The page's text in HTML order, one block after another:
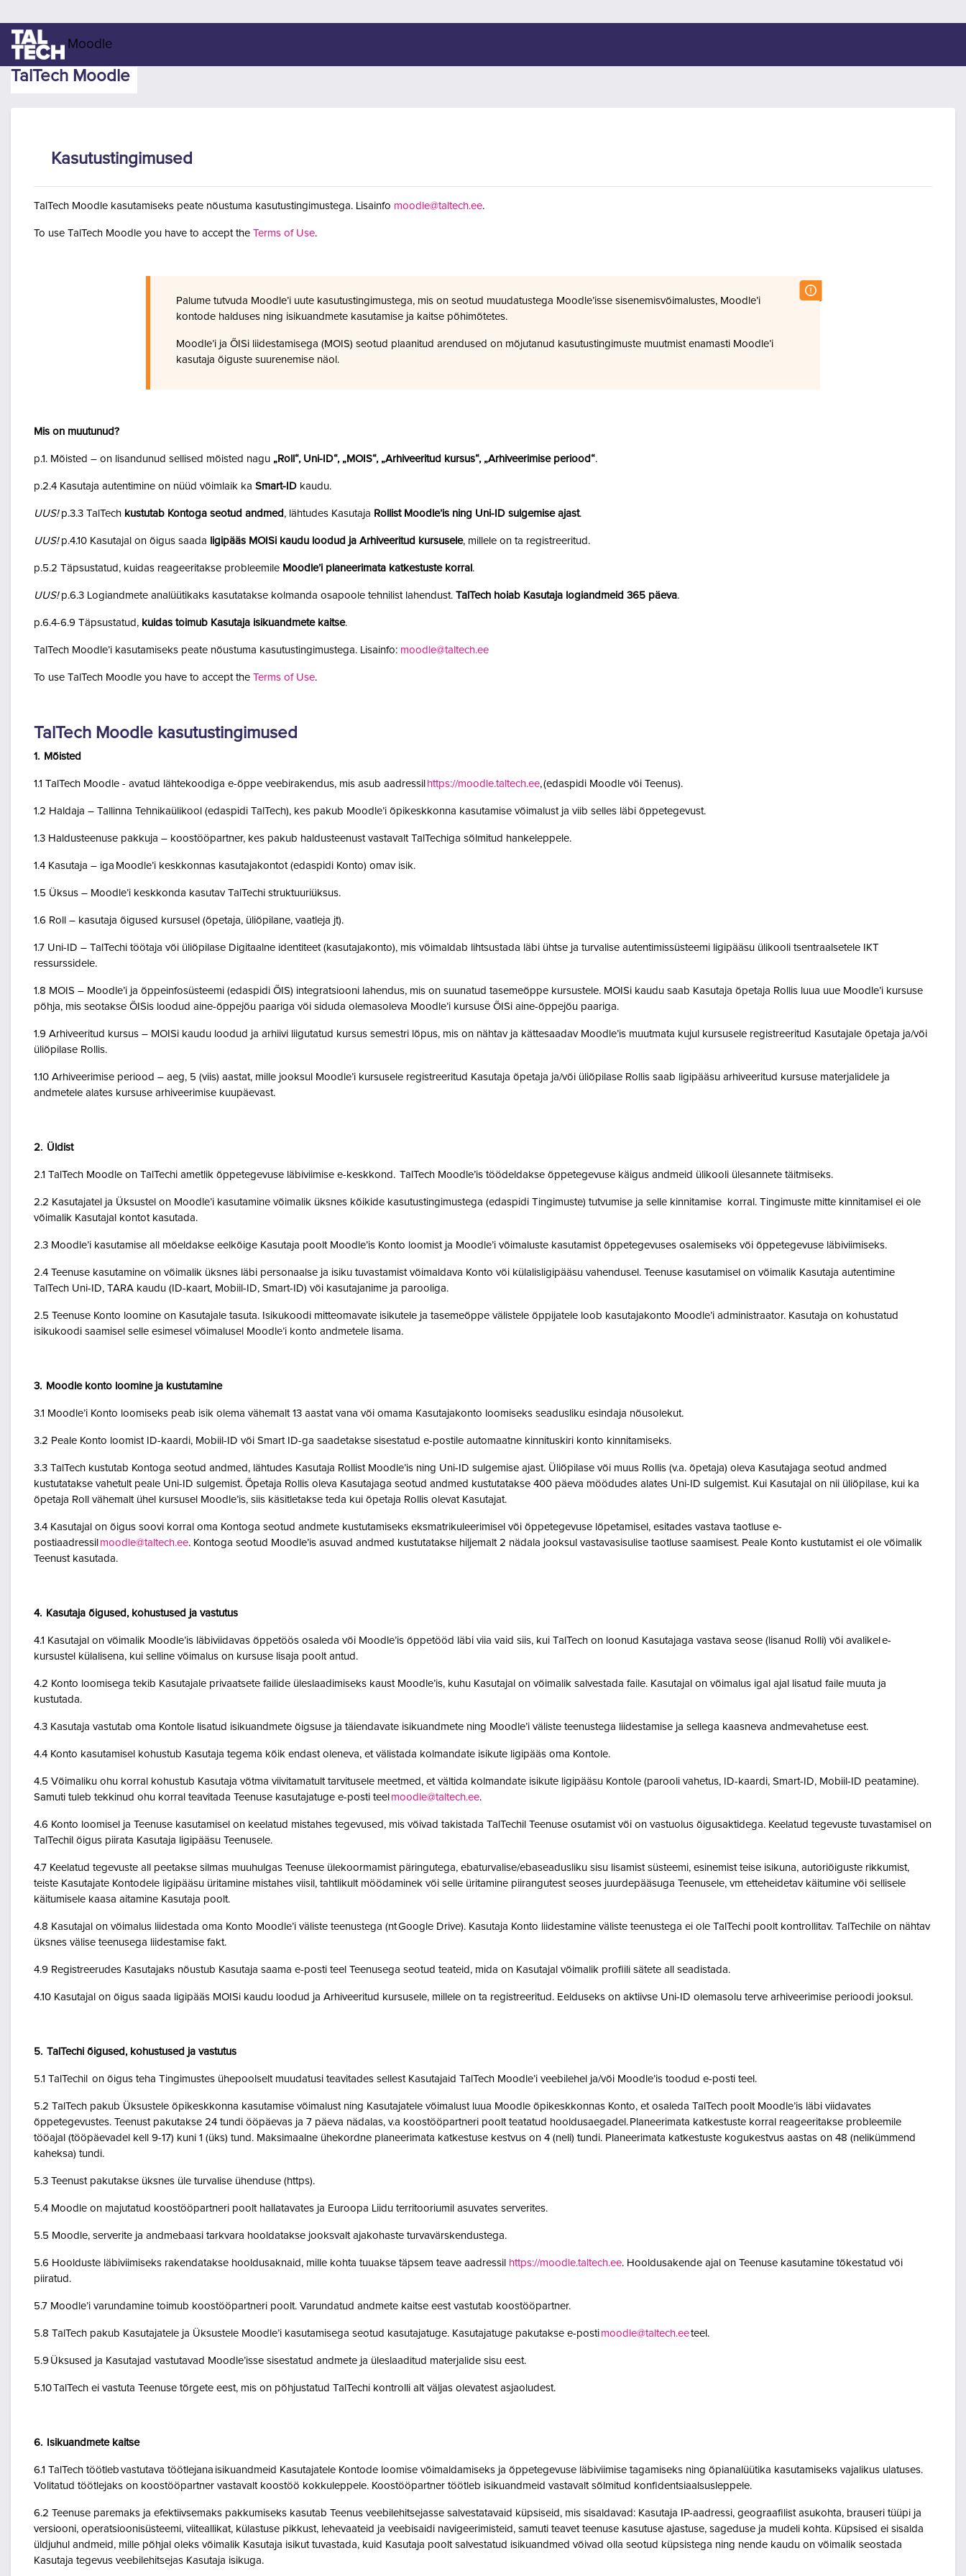
Moodle
TalTech Moodle
Kasutustingimused
TalTech Moodle kasutamiseks peate nõustuma kasutustingimustega. Lisainfo moodle@taltech.ee.
To use TalTech Moodle you have to accept the Terms of Use.
Palume tutvuda Moodle’i uute kasutustingimustega, mis on seotud muudatustega Moodle’isse sisenemisvõimalustes, Moodle’i
kontode halduses ning isikuandmete kasutamise ja kaitse põhimõtetes.
Moodle’i ja ÕISi liidestamisega (MOIS) seotud plaanitud arendused on mõjutanud kasutustingimuste muutmist enamasti Moodle’i
kasutaja õiguste suurenemise näol.
Mis on muutunud?
p.1. Mõisted – on lisandunud sellised mõisted nagu „Roll“, Uni-ID“, „MOIS“, „Arhiveeritud kursus“, „Arhiveerimise periood“.
p.2.4 Kasutaja autentimine on nüüd võimlaik ka Smart-ID kaudu.
UUS!p.3.3 TalTech kustutab Kontoga seotud andmed , lähtudes Kasutaja Rollist Moodle’is ning Uni-ID sulgemise ajast.
UUS!p.4.10 Kasutajal on õigus saada ligipääs MOISi kaudu loodud ja Arhiveeritud kursusele, millele on ta registreeritud.
p.5.2 Täpsustatud, kuidas reageeritakse probleemile Moodle’i planeerimata katkestuste korral .
UUS!p.6.3 Logiandmete analüütikaks kasutatakse kolmanda osapoole tehnilist lahendust. TalTech hoiab Kasutaja logiandmeid 365 päeva.
p.6.4-6.9 Täpsustatud, kuidas toimub Kasutaja isikuandmete kaitse.
TalTech Moodle’i kasutamiseks peate nõustuma kasutustingimustega. Lisainfo: moodle@taltech.ee
To use TalTech Moodle you have to accept the Terms of Use.
TalTech Moodle kasutustingimused
1. Mõisted
1.1 TalTech Moodle - avatud lähtekoodiga e-õppe veebirakendus, mis asub aadressil https://moodle.taltech.ee, (edaspidi Moodle või Teenus).
1.2 Haldaja – Tallinna Tehnikaülikool (edaspidi TalTech), kes pakub Moodle’i õpikeskkonna kasutamise võimalust ja viib selles läbi õppetegevust.
1.3 Haldusteenuse pakkuja – koostööpartner, kes pakub haldusteenust vastavalt TalTechiga sõlmitud hankeleppele.
1.4 Kasutaja – iga Moodle’i keskkonnas kasutajakontot (edaspidi Konto) omav isik.
1.5 Üksus – Moodle’i keskkonda kasutav TalTechi struktuuriüksus.
1.6 Roll – kasutaja õigused kursusel (õpetaja, üliõpilane, vaatleja jt).
1.7 Uni-ID – TalTechi töötaja või üliõpilase Digitaalne identiteet (kasutajakonto), mis võimaldab lihtsustada läbi ühtse ja turvalise autentimissüsteemi ligipääsu ülikooli tsentraalsetele IKT
ressurssidele.
1.8 MOIS – Moodle’i ja õppeinfosüsteemi (edaspidi ÕIS) integratsiooni lahendus, mis on suunatud tasemeõppe kursustele. MOISi kaudu saab Kasutaja õpetaja Rollis luua uue Moodle’i kursuse
põhja, mis seotakse ÕISis loodud aine-õppejõu paariga või siduda olemasoleva Moodle’i kursuse ÕISi aine-õppejõu paariga.
1.9 Arhiveeritud kursus – MOISi kaudu loodud ja arhiivi liigutatud kursus semestri lõpus, mis on nähtav ja kättesaadav Moodle’is muutmata kujul kursusele registreeritud Kasutajale õpetaja ja/või
üliõpilase Rollis.
1.10 Arhiveerimise periood – aeg, 5 (viis) aastat, mille jooksul Moodle’i kursusele registreeritud Kasutaja õpetaja ja/või üliõpilase Rollis saab ligipääsu arhiveeritud kursuse materjalidele ja
andmetele alates kursuse arhiveerimise kuupäevast.
2. Üldist
2.1 TalTech Moodle on TalTechi ametlik õppetegevuse läbiviimise e-keskkond. TalTech Moodle’is töödeldakse õppetegevuse käigus andmeid ülikooli ülesannete täitmiseks.
2.2 Kasutajatel ja Üksustel on Moodle’i kasutamine võimalik üksnes kõikide kasutustingimustega (edaspidi Tingimuste) tutvumise ja selle kinnitamise korral. Tingimuste mitte kinnitamisel ei ole
võimalik Kasutajal kontot kasutada.
2.3 Moodle’i kasutamise all mõeldakse eelkõige Kasutaja poolt Moodle’is Konto loomist ja Moodle’i võimaluste kasutamist õppetegevuses osalemiseks või õppetegevuse läbiviimiseks.
2.4 Teenuse kasutamine on võimalik üksnes läbi personaalse ja isiku tuvastamist võimaldava Konto või külalisligipääsu vahendusel. Teenuse kasutamisel on võimalik Kasutaja autentimine
TalTech Uni-ID, TARA kaudu (ID-kaart, Mobiil-ID, Smart-ID) või kasutajanime ja parooliga.
2.5 Teenuse Konto loomine on Kasutajale tasuta. Isikukoodi mitteomavate isikutele ja tasemeõppe välistele õppijatele loob kasutajakonto Moodle’i administraator. Kasutaja on kohustatud
isikukoodi saamisel selle esimesel võimalusel Moodle’i konto andmetele lisama.
3. Moodle konto loomine ja kustutamine
3.1 Moodle’i Konto loomiseks peab isik olema vähemalt 13 aastat vana või omama Kasutajakonto loomiseks seadusliku esindaja nõusolekut.
3.2 Peale Konto loomist ID-kaardi, Mobiil-ID või Smart ID-ga saadetakse sisestatud e-postile automaatne kinnituskiri konto kinnitamiseks.
3.3 TalTech kustutab Kontoga seotud andmed, lähtudes Kasutaja Rollist Moodle’is ning Uni-ID sulgemise ajast. Üliõpilase või muus Rollis (v.a. õpetaja) oleva Kasutajaga seotud andmed
kustutatakse vahetult peale Uni-ID sulgemist. Õpetaja Rollis oleva Kasutajaga seotud andmed kustutatakse 400 päeva möödudes alates Uni-ID sulgemist. Kui Kasutajal on nii üliõpilase, kui ka
õpetaja Roll vähemalt ühel kursusel Moodle’is, siis käsitletakse teda kui õpetaja Rollis olevat Kasutajat.
3.4 Kasutajal on õigus soovi korral oma Kontoga seotud andmete kustutamiseks eksmatrikuleerimisel või õppetegevuse lõpetamisel, esitades vastava taotluse e-
postiaadressil moodle@taltech.ee. Kontoga seotud Moodle’is asuvad andmed kustutatakse hiljemalt 2 nädala jooksul vastavasisulise taotluse saamisest. Peale Konto kustutamist ei ole võimalik
Teenust kasutada.
4. Kasutaja õigused, kohustused ja vastutus
4.1 Kasutajal on võimalik Moodle’is läbiviidavas õppetöös osaleda või Moodle’is õppetööd läbi viia vaid siis, kui TalTech on loonud Kasutajaga vastava seose (lisanud Rolli) või avalikel e-
kursustel külalisena, kui selline võimalus on kursuse lisaja poolt antud.
4.2 Konto loomisega tekib Kasutajale privaatsete failide üleslaadimiseks kaust Moodle’is, kuhu Kasutajal on võimalik salvestada faile. Kasutajal on võimalus igal ajal lisatud faile muuta ja
kustutada.
4.3 Kasutaja vastutab oma Kontole lisatud isikuandmete õigsuse ja täiendavate isikuandmete ning Moodle’i väliste teenustega liidestamise ja sellega kaasneva andmevahetuse eest.
4.4 Konto kasutamisel kohustub Kasutaja tegema kõik endast oleneva, et välistada kolmandate isikute ligipääs oma Kontole.
4.5 Võimaliku ohu korral kohustub Kasutaja võtma viivitamatult tarvitusele meetmed, et vältida kolmandate isikute ligipääsu Kontole (parooli vahetus, ID-kaardi, Smart-ID, Mobiil-ID peatamine).
Samuti tuleb tekkinud ohu korral teavitada Teenuse kasutajatuge e-posti teel moodle@taltech.ee.
4.6 Konto loomisel ja Teenuse kasutamisel on keelatud mistahes tegevused, mis võivad takistada TalTechil Teenuse osutamist või on vastuolus õigusaktidega. Keelatud tegevuste tuvastamisel on
TalTechil õigus piirata Kasutaja ligipääsu Teenusele.
4.7 Keelatud tegevuste all peetakse silmas muuhulgas Teenuse ülekoormamist päringutega, ebaturvalise/ebaseadusliku sisu lisamist süsteemi, esinemist teise isikuna, autoriõiguste rikkumist,
teiste Kasutajate Kontodele ligipääsu üritamine mistahes viisil, tahtlikult möödaminek või selle üritamine piirangutest seoses juurdepääsuga Teenusele, vm etteheidetav käitumine või sellisele
käitumisele kaasa aitamine Kasutaja poolt.
4.8 Kasutajal on võimalus liidestada oma Konto Moodle’i väliste teenustega (nt Google Drive). Kasutaja Konto liidestamine väliste teenustega ei ole TalTechi poolt kontrollitav. TalTechile on nähtav
üksnes välise teenusega liidestamise fakt.
4.9 Registreerudes Kasutajaks nõustub Kasutaja saama e-posti teel Teenusega seotud teateid, mida on Kasutajal võimalik profiili sätete all seadistada.
4.10 Kasutajal on õigus saada ligipääs MOISi kaudu loodud ja Arhiveeritud kursusele, millele on ta registreeritud. Eelduseks on aktiivse Uni-ID olemasolu terve arhiveerimise perioodi jooksul.
5. TalTechi õigused, kohustused ja vastutus
5.1 TalTechil on õigus teha Tingimustes ühepoolselt muudatusi teavitades sellest Kasutajaid TalTech Moodle’i veebilehel ja/või Moodle’is toodud e-posti teel.
5.2 TalTech pakub Üksustele õpikeskkonna kasutamise võimalust ning Kasutajatele võimalust luua Moodle õpikeskkonnas Konto, et osaleda TalTech poolt Moodle’is läbi viidavates
õppetegevustes. Teenust pakutakse 24 tundi ööpäevas ja 7 päeva nädalas, v.a koostööpartneri poolt teatatud hooldusaegadel. Planeerimata katkestuste korral reageeritakse probleemile
tööajal (tööpäevadel kell 9-17) kuni 1 (üks) tund. Maksimaalne ühekordne planeerimata katkestuse kestvus on 4 (neli) tundi. Planeerimata katkestuste kogukestvus aastas on 48 (nelikümmend
kaheksa) tundi.
5.3 Teenust pakutakse üksnes üle turvalise ühenduse (https).
5.4 Moodle on majutatud koostööpartneri poolt hallatavates ja Euroopa Liidu territooriumil asuvates serverites.
5.5 Moodle, serverite ja andmebaasi tarkvara hooldatakse jooksvalt ajakohaste turvavärskendustega.
5.6 Hoolduste läbiviimiseks rakendatakse hooldusaknaid, mille kohta tuuakse täpsem teave aadressil https://moodle.taltech.ee. Hooldusakende ajal on Teenuse kasutamine tõkestatud või
piiratud.
5.7 Moodle’i varundamine toimub koostööpartneri poolt. Varundatud andmete kaitse eest vastutab koostööpartner.
5.8 TalTech pakub Kasutajatele ja Üksustele Moodle’i kasutamisega seotud kasutajatuge. Kasutajatuge pakutakse e-posti moodle@taltech.eeteel.
5.9 Üksused ja Kasutajad vastutavad Moodle’isse sisestatud andmete ja üleslaaditud materjalide sisu eest.
5.10 TalTech ei vastuta Teenuse tõrgete eest, mis on põhjustatud TalTechi kontrolli alt väljas olevatest asjaoludest.
6. Isikuandmete kaitse
6.1 TalTech töötleb vastutava töötlejana isikuandmeid Kasutajatele Kontode loomise võimaldamiseks ja õppetegevuse läbiviimise tagamiseks ning õpianalüütika kasutamiseks vajalikus ulatuses.
Volitatud töötlejaks on koostööpartner vastavalt koostöö kokkuleppele. Koostööpartner töötleb isikuandmeid vastavalt sõlmitud konfidentsiaalsusleppele.
6.2 Teenuse paremaks ja efektiivsemaks pakkumiseks kasutab Teenus veebilehitsejasse salvestatavaid küpsiseid, mis sisaldavad: Kasutaja IP-aadressi, geograafilist asukohta, brauseri tüüpi ja
versiooni, operatsioonisüsteemi, viiteallikat, külastuse pikkust, lehevaateid ja veebisaidi navigeerimisteid, samuti teavet teenuse kasutuse ajastuse, sageduse ja mudeli kohta. Küpsised ei sisalda
üldjuhul andmeid, mille põhjal oleks võimalik Kasutaja isikut tuvastada, kuid Kasutaja poolt salvestatud isikuandmed võivad olla seotud küpsistega ning nende kaudu on võimalik seostada
Kasutaja tegevus veebilehitsejas Kasutaja isikuga.